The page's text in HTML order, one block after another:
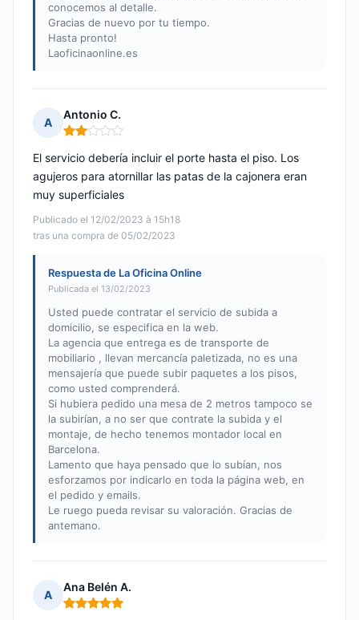
conocemos al detalle.
Gracias de nuevo por tu tiempo.
Hasta pronto!
Laoficinaonline.es
A
Antonio C.
Nota: 2 de 5
Publicado el 12/02/2023 à 15h18
tras una compra de 05/02/2023
El servicio debería incluir el porte hasta el piso. Los
agujeros para atornillar las patas de la cajonera eran
muy superficiales
Respuesta de La Oficina Online
Publicada el 13/02/2023
Usted puede contratar el servicio de subida a
domicilio, se especifica en la web.
La agencia que entrega es de transporte de
mobiliario , llevan mercancía paletizada, no es una
mensajería que puede subir paquetes a los pisos,
como usted comprenderá.
Si hubiera pedido una mesa de 2 metros tampoco se
la subirían, a no ser que contrate la subida y el
montaje, de hecho tenemos montador local en
Barcelona.
Lamento que haya pensado que lo subían, nos
esforzamos por indicarlo en toda la página web, en
el pedido y emails.
Le ruego pueda revisar su valoración. Gracias de
antemano.
A
Ana Belén A.
Nota: 5 de 5